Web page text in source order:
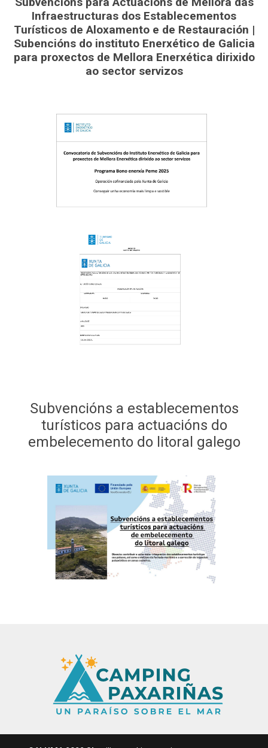
Infraestructuras dos Establecementos
Turísticos de Aloxamento e de Restauración |
Subencións do instituto Enerxético de Galicia
para proxectos de Mellora Enerxética dirixido
ao sector servizos
Subvencións a establecementos
turísticos para actuacións do
embelecemento do litoral galego